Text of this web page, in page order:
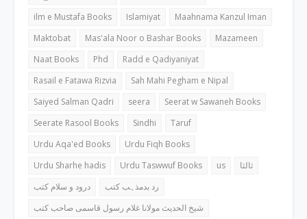
ilm e Mustafa Books
Islamiyat
Maahnama Kanzul Iman
Maktobat
Mas'ala Noor o Bashar Books
Mazameen
Naat Books
Phd
Radd e Qadiyaniyat
Rasail e Fatawa Rizvia
Sah Mahi Pegham e Nipal
Saiyed Salman Qadri
seera
Seerat w Sawaneh Books
Seerate Rasool Books
Sindhi
Taruf
Urdu Aqa'ed Books
Urdu Fiqh Books
Urdu Sharhe hadis
Urdu Taswwuf Books us
ثالثا
درود و سلام کتب
رد بدمذہب کتب
شیخ الحدیث مولانا غلام رسول قاسمی صاحب کتب